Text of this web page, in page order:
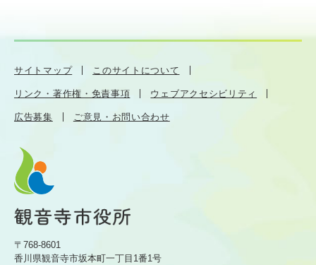
サイトマップ このサイトについて
リンク・著作権・免責事項 ウェブアクセシビリティ
広告募集 ご意見・お問い合わせ
〒768-8601
香川県観音寺市坂本町一丁目1番1号